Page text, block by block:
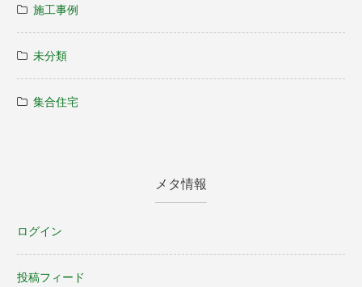
施工事例
未分類
集合住宅
メタ情報
ログイン
投稿フィード